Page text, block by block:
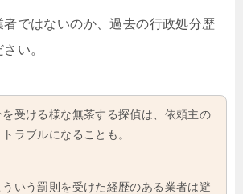
者ではないのか、過去の行政処分歴
い。
受ける様な無茶する探偵は、依頼主の
ラブルになることも。
ういう罰則を受けた経歴のある業者は避